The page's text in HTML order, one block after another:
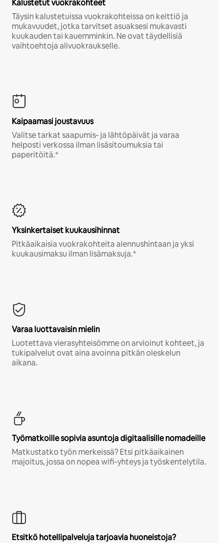
Kalustetut vuokrakohteet
Täysin kalustetuissa vuokrakohteissa on keittiö ja
mukavuudet, jotka tarvitset asuaksesi mukavasti
kuukauden tai kauemminkin. Ne ovat täydellisiä
vaihtoehtoja alivuokraukselle.
Kaipaamasi joustavuus
Valitse tarkat saapumis- ja lähtöpäivät ja varaa
helposti verkossa ilman lisäsitoumuksia tai
paperitöitä.*
Yksinkertaiset kuukausihinnat
Pitkäaikaisia vuokrakohteita alennushintaan ja yksi
kuukausimaksu ilman lisämaksuja.*
Varaa luottavaisin mielin
Luotettava vierasyhteisömme on arvioinut kohteet, ja
tukipalvelut ovat aina avoinna pitkän oleskelun
aikana.
Työmatkoille sopivia asuntoja digitaalisille nomadeille
Matkustatko työn merkeissä? Etsi pitkäaikainen
majoitus, jossa on nopea wifi-yhteys ja työskentelytila.
Etsitkö hotellipalveluja tarjoavia huoneistoja?